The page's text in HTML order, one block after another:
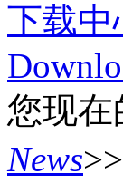
下载中
您现在
News